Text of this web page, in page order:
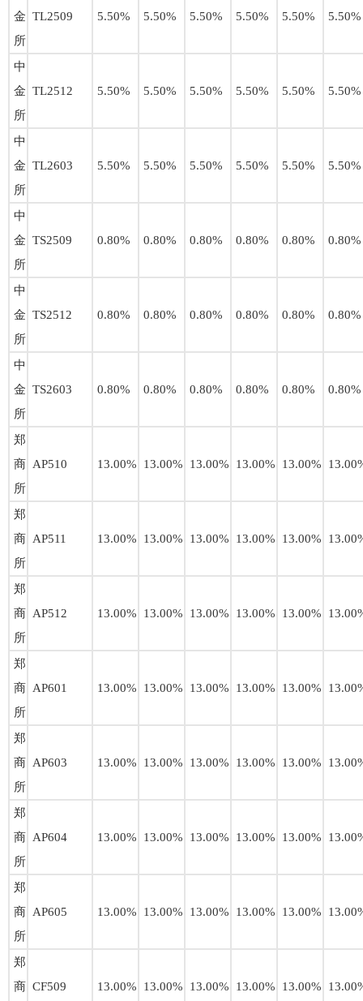
金
所
TL2509 5.50% 5.50% 5.50% 5.50% 5.50% 5.50%
中
金
所
TL2512 5.50% 5.50% 5.50% 5.50% 5.50% 5.50%
中
金
所
TL2603 5.50% 5.50% 5.50% 5.50% 5.50% 5.50%
中
金
所
TS2509 0.80% 0.80% 0.80% 0.80% 0.80% 0.80%
中
金
所
TS2512 0.80% 0.80% 0.80% 0.80% 0.80% 0.80%
中
金
所
TS2603 0.80% 0.80% 0.80% 0.80% 0.80% 0.80%
郑
商
所
AP510 13.00% 13.00% 13.00% 13.00% 13.00%
郑
商
所
AP511 13.00% 13.00% 13.00% 13.00% 13.00%
郑
商
所
AP512 13.00% 13.00% 13.00% 13.00% 13.00%
郑
商
所
AP601 13.00% 13.00% 13.00% 13.00% 13.00%
郑
商
所
AP603 13.00% 13.00% 13.00% 13.00% 13.00%
郑
商
所
AP604 13.00% 13.00% 13.00% 13.00% 13.00%
郑
商
所
AP605 13.00% 13.00% 13.00% 13.00% 13.00%
郑
商 CF509 13.00% 13.00% 13.00% 13.00% 13.00%